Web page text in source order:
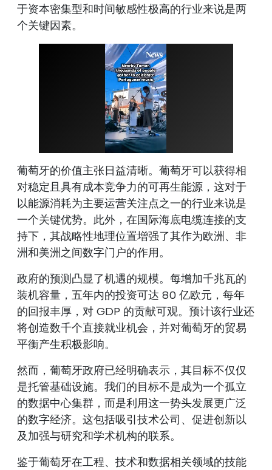
于资本密集型和时间敏感性极高的行业来说是两
个关键因素。
葡萄牙的价值主张日益清晰。葡萄牙可以获得相
对稳定且具有成本竞争力的可再生能源，这对于
以能源消耗为主要运营关注点之一的行业来说是
一个关键优势。此外，在国际海底电缆连接的支
持下，其战略性地理位置增强了其作为欧洲、非
洲和美洲之间数字门户的作用。
政府的预测凸显了机遇的规模。每增加千兆瓦的
装机容量，五年内的投资可达 80 亿欧元，每年
的回报丰厚，对 GDP 的贡献可观。预计该行业还
将创造数千个直接就业机会，并对葡萄牙的贸易
平衡产生积极影响。
然而，葡萄牙政府已经明确表示，其目标不仅仅
是托管基础设施。我们的目标不是成为一个孤立
的数据中心集群，而是利用这一势头发展更广泛
的数字经济。这包括吸引技术公司、促进创新以
及加强与研究和学术机构的联系。
鉴于葡萄牙在工程、技术和数据相关领域的技能